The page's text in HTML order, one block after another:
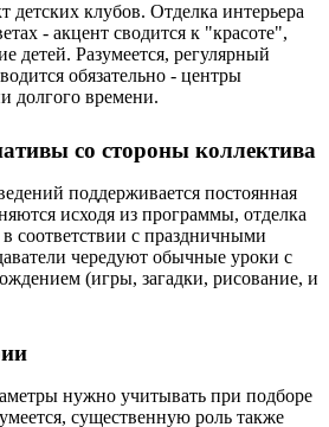
детских клубов. Отделка интерьера
- акцент сводится к "красоте",
детей. Разумеется, регулярный
обязательно - центры
долгого времени.
со стороны коллектива
поддерживается постоянная
исходя из программы, отделка
соответствии с праздничными
чередуют обычные уроки с
(игры, загадки, рисование, и
нужно учитывать при подборе
существенную роль также